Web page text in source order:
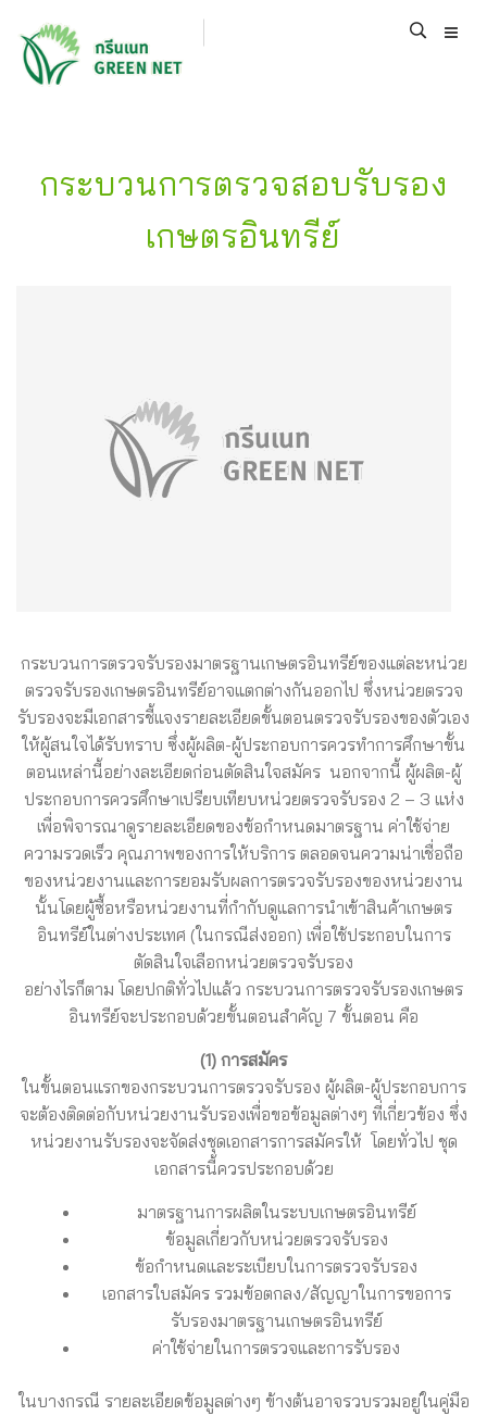
กระบวนการตรวจสอบรับรอง
เกษตรอินทรีย์
กระบวนการตรวจรับรองมาตรฐานเกษตรอินทรีย์ของแต่ละหน่วย
ตรวจรับรองเกษตรอินทรีย์อาจแตกต่างกันออกไป ซึ่งหน่วยตรวจ
รับรองจะมีเอกสารชี้แจงรายละเอียดขั้นตอนตรวจรับรองของตัวเอง
ให้ผู้สนใจได้รับทราบ ซึ่งผู้ผลิต-ผู้ประกอบการควรทำการศึกษาขั้น
ตอนเหล่านี้อย่างละเอียดก่อนตัดสินใจสมัคร นอกจากนี้ ผู้ผลิต-ผู้
ประกอบการควรศึกษาเปรียบเทียบหน่วยตรวจรับรอง 2 – 3 แห่ง
เพื่อพิจารณาดูรายละเอียดของข้อกำหนดมาตรฐาน ค่าใช้จ่าย
ความรวดเร็ว คุณภาพของการให้บริการ ตลอดจนความน่าเชื่อถือ
ของหน่วยงานและการยอมรับผลการตรวจรับรองของหน่วยงาน
นั้นโดยผู้ซื้อหรือหน่วยงานที่กำกับดูแลการนำเข้าสินค้าเกษตร
อินทรีย์ในต่างประเทศ (ในกรณีส่งออก) เพื่อใช้ประกอบในการ
ตัดสินใจเลือกหน่วยตรวจรับรอง
อย่างไรก็ตาม โดยปกติทั่วไปแล้ว กระบวนการตรวจรับรองเกษตร
อินทรีย์จะประกอบด้วยขั้นตอนสำคัญ 7 ขั้นตอน คือ
(1) การสมัคร
ในขั้นตอนแรกของกระบวนการตรวจรับรอง ผู้ผลิต-ผู้ประกอบการ
จะต้องติดต่อกับหน่วยงานรับรองเพื่อขอข้อมูลต่างๆ ที่เกี่ยวข้อง ซึ่ง
หน่วยงานรับรองจะจัดส่งชุดเอกสารการสมัครให้ โดยทั่วไป ชุด
เอกสารนี้ควรประกอบด้วย
มาตรฐานการผลิตในระบบเกษตรอินทรีย์
ข้อมูลเกี่ยวกับหน่วยตรวจรับรอง
ข้อกำหนดและระเบียบในการตรวจรับรอง
เอกสารใบสมัคร รวมข้อตกลง/สัญญาในการขอการ
รับรองมาตรฐานเกษตรอินทรีย์
ค่าใช้จ่ายในการตรวจและการรับรอง
ในบางกรณี รายละเอียดข้อมูลต่างๆ ข้างต้นอาจรวบรวมอยู่ในคู่มือ